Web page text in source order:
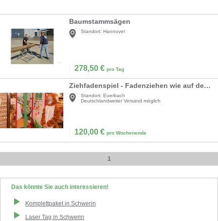
Baumstammsägen
Standort: Hannover
278,50 € pro Tag
Ziehfadenspiel - Fadenziehen wie auf dem Rummel
Standort: Euerbach
Deutschlandweiter Versand möglich
120,00 € pro Wochenende
1
Das könnte Sie auch interessieren!
Komplettpaketin Schwerin
Laser Tag in Schwerin